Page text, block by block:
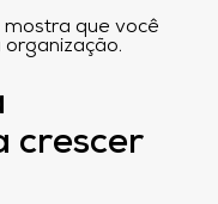
que você
crescer